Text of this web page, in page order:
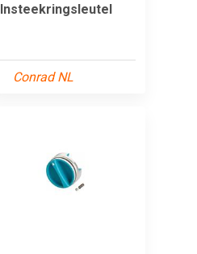
Insteekringsleutel
Conrad NL